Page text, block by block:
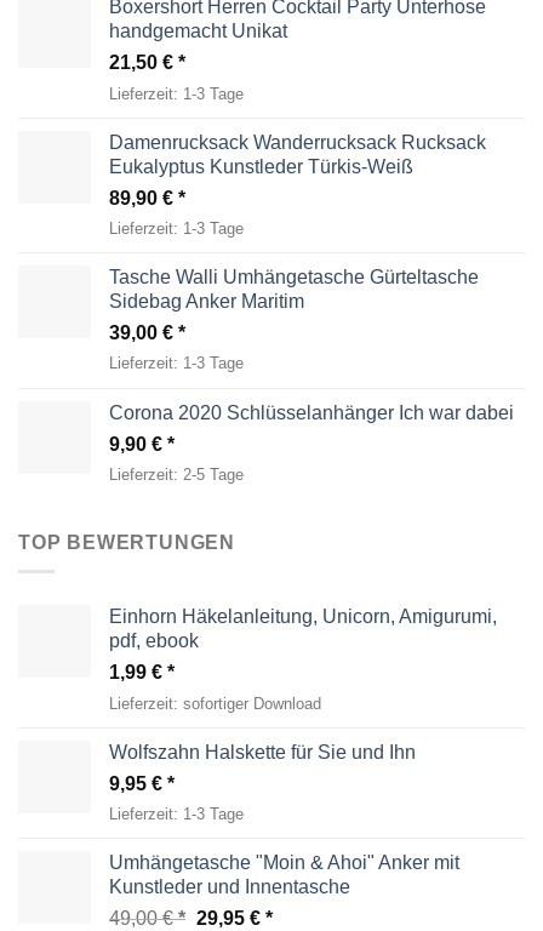
Boxershort Herren Cocktail Party Unterhose
handgemacht Unikat
21,50 €
Lieferzeit: 1-3 Tage
Damenrucksack Wanderrucksack Rucksack
Eukalyptus Kunstleder Türkis-Weiß
89,90 €
Lieferzeit: 1-3 Tage
Tasche Walli Umhängetasche Gürteltasche
Sidebag Anker Maritim
39,00 €
Lieferzeit: 1-3 Tage
Corona 2020 Schlüsselanhänger Ich war dabei
9,90 €
Lieferzeit: 2-5 Tage
TOP BEWERTUNGEN
Einhorn Häkelanleitung, Unicorn, Amigurumi,
pdf, ebook
1,99 €
Lieferzeit: sofortiger Download
Wolfszahn Halskette für Sie und Ihn
9,95 €
Lieferzeit: 1-3 Tage
Umhängetasche "Moin & Ahoi" Anker mit
Kunstleder und Innentasche
49,00€
Ursprünglicher
29,95 € Aktueller